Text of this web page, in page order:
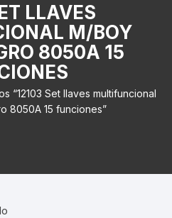
LLAVES
M/BOY
8050A 15
“12103 Set llaves multifuncional
8050A 15 funciones”